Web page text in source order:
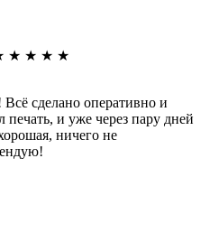
★ ★ ★ ★
сделано оперативно и
печать, и уже через пару дней
ничего не